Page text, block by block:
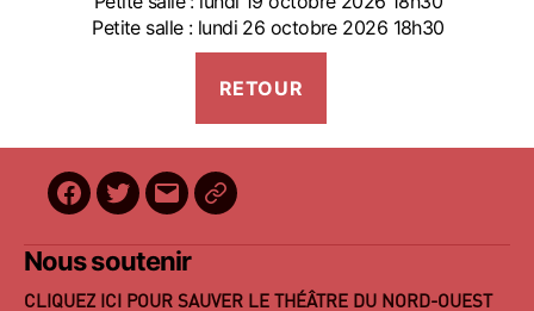
Petite salle : lundi 26 octobre 2026 18h30
Facebook
Twitter
E-
mail
BilletReduc
Nous soutenir
CLIQUEZ ICI POUR SAUVER LE THÉÂTRE DU NORD-OUEST